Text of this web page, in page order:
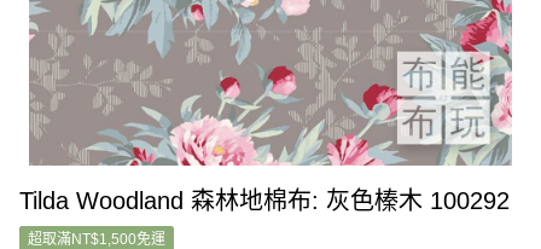
Tilda Woodland 森林地棉布: 灰色榛木 100292
超取滿NT$1,500免運